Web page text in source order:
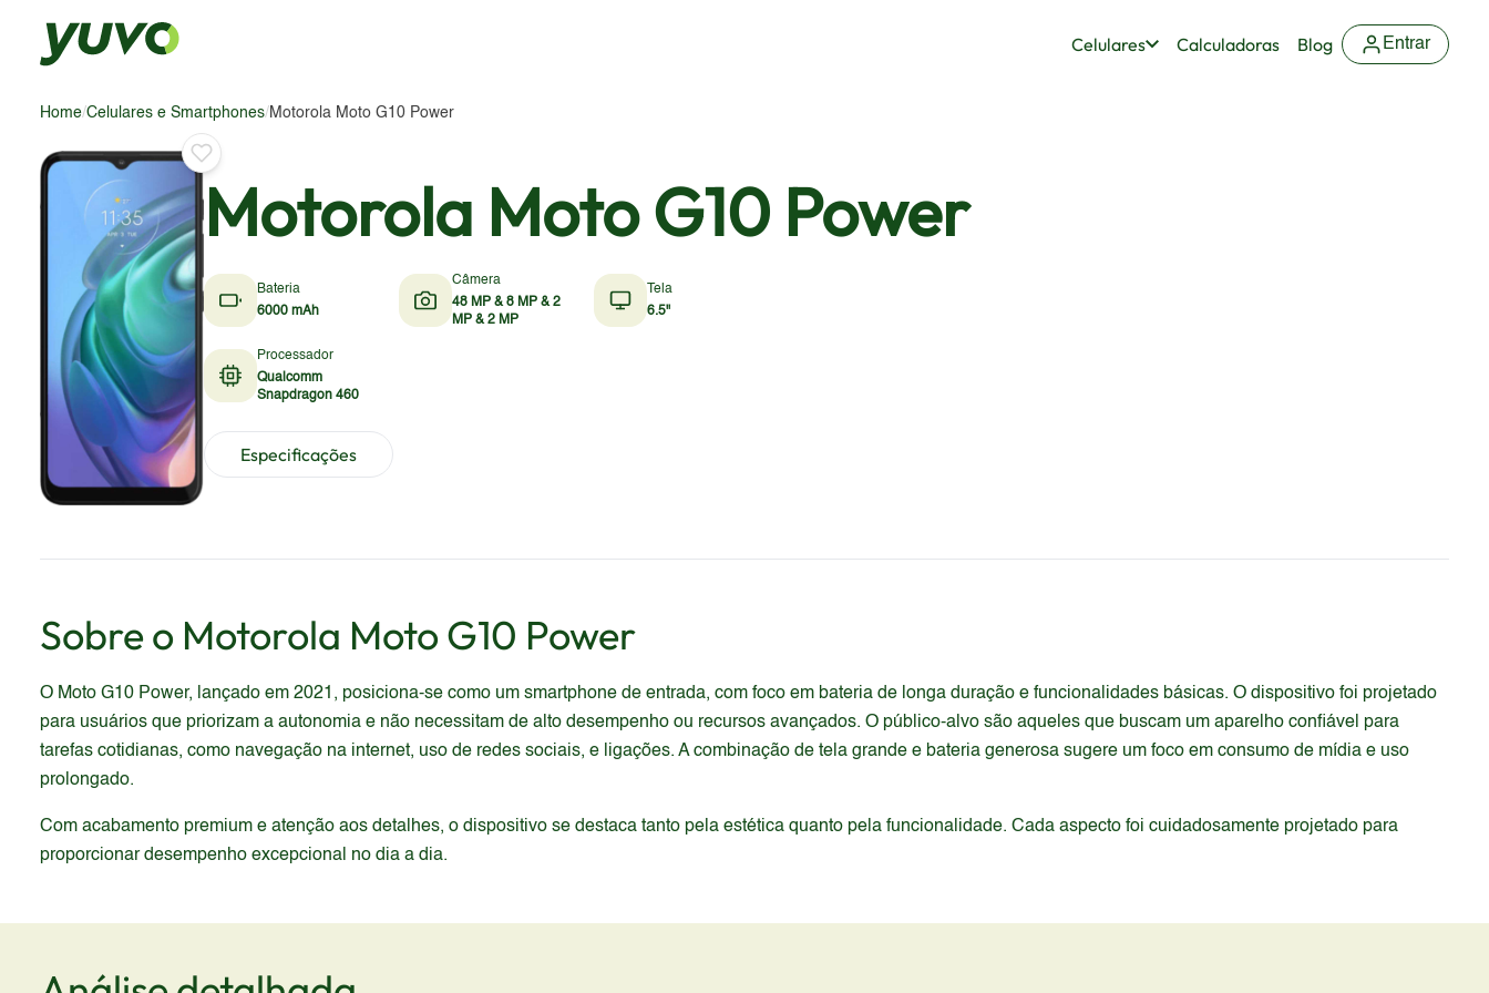
Celulares Calculadoras Blog Entrar
Home/Celulares e Smartphones/ Motorola Moto G10 Power
Motorola Moto G10 Power
Bateria
6000 mAh
Câmera
48 MP & 8 MP & 2
MP & 2 MP
Tela
6.5"
Processador
Qualcomm
Snapdragon 460
Especificações
Sobre o Motorola Moto G10 Power
O Moto G10 Power, lançado em 2021, posiciona-se como um smartphone de entrada, com foco em bateria de longa duração e funcionalidades básicas. O dispositivo foi projetado
para usuários que priorizam a autonomia e não necessitam de alto desempenho ou recursos avançados. O público-alvo são aqueles que buscam um aparelho confiável para
tarefas cotidianas, como navegação na internet, uso de redes sociais, e ligações. A combinação de tela grande e bateria generosa sugere um foco em consumo de mídia e uso
prolongado.
Com acabamento premium e atenção aos detalhes, o dispositivo se destaca tanto pela estética quanto pela funcionalidade. Cada aspecto foi cuidadosamente projetado para
proporcionar desempenho excepcional no dia a dia.